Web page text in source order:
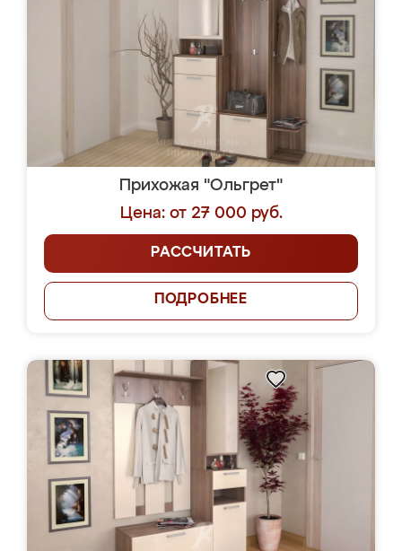
Прихожая "Ольгрет"
Цена: от 27 000 руб.
РАССЧИТАТЬ
ПОДРОБНЕЕ